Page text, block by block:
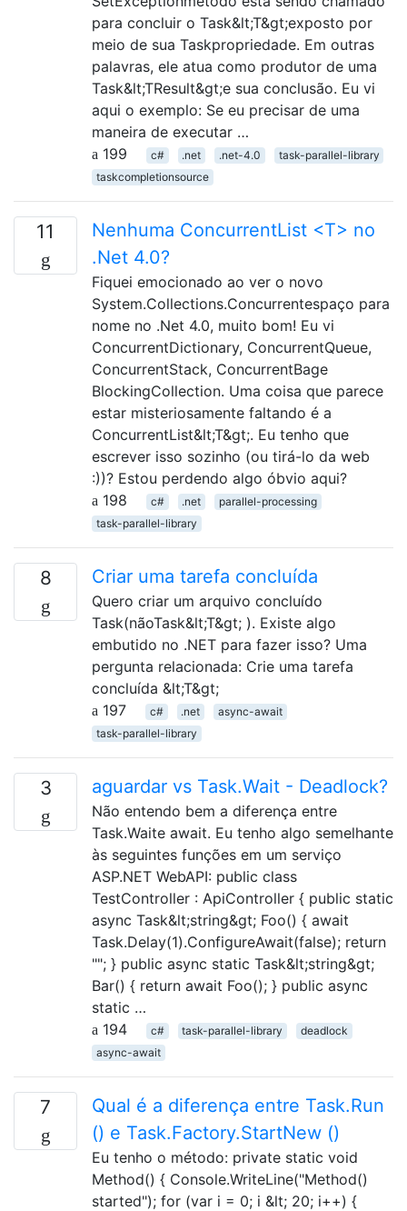
para concluir o Task&lt;T&gt;exposto por
meio de sua Taskpropriedade. Em outras
palavras, ele atua como produtor de uma
Task&lt;TResult&gt;e sua conclusão. Eu vi
aqui o exemplo: Se eu precisar de uma
maneira de executar …
199
c# .net .net-4.0
task-parallel-library
taskcompletionsource
11
Nenhuma ConcurrentList <T> no
.Net 4.0?
Fiquei emocionado ao ver o novo
System.Collections.Concurrentespaço para
nome no .Net 4.0, muito bom! Eu vi
ConcurrentDictionary, ConcurrentQueue,
ConcurrentStack, ConcurrentBage
BlockingCollection. Uma coisa que parece
estar misteriosamente faltando é a
ConcurrentList&lt;T&gt;. Eu tenho que
escrever isso sozinho (ou tirá-lo da web
:))? Estou perdendo algo óbvio aqui?
198
c# .net
parallel-processing
task-parallel-library
8 Criar uma tarefa concluída
Quero criar um arquivo concluído
Task(nãoTask&lt;T&gt; ). Existe algo
embutido no .NET para fazer isso? Uma
pergunta relacionada: Crie uma tarefa
concluída &lt;T&gt;
197
c# .net
async-await
task-parallel-library
3 aguardar vs Task.Wait - Deadlock?
Não entendo bem a diferença entre
Task.Waite await. Eu tenho algo semelhante
às seguintes funções em um serviço
ASP.NET WebAPI: public class
TestController : ApiController { public static
async Task&lt;string&gt; Foo() { await
Task.Delay(1).ConfigureAwait(false); return
""; } public async static Task&lt;string&gt;
Bar() { return await Foo(); } public async
static …
194
c# task-parallel-library
deadlock
async-await
7
Qual é a diferença entre Task.Run
() e Task.Factory.StartNew ()
Eu tenho o método: private static void
Method() { Console.WriteLine("Method()
started"); for (var i = 0; i &lt; 20; i++) {